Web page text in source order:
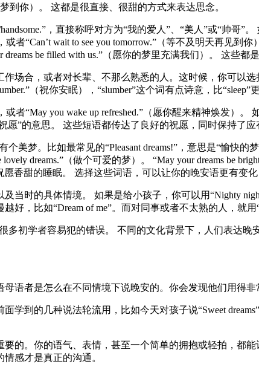
到你）。 这都是很直接、很甜的方式来表达思念。
，直接称呼对方为“我的爱人”、“美人”或“帅哥
者“Can’t wait to see you tomorrow.”（等不及明天再见到
be filled with us.”（愿你的梦里充满我们）。 这些都
场合，或者对长辈、不那么熟悉的人。这时候，你可以选
（祝你安眠），“slumber”这个词有点诗意，比“sleep”
者“May you wake up refreshed.”（愿你醒来精神焕发）。
愿”的意思。 这些短语都传达了良好的祝愿，同时保持了应
美梦。比如最常见的“Pleasant dreams!”，意思是“愉快的
dreams.”（做个可爱的梦）。 “May your dreams be
愿香甜的睡眠。 选择这些词语，可以让你的晚安语更有变
时的具体情境。 如果是给小孩子，你可以用“Nighty
好，比如“Dream of me”。而对同事或者不太熟的人，就用
多初学者容易犯的错误。 不同的文化背景下，人们表达
语者是怎么在不同情境下说晚安的。你会发现他们用得非
到的几种说法轮流用，比如今天对孩子说“Sweet
的。你的语气、表情，甚至一个简单的拥抱或轻拍，都
感才是真正的沟通。